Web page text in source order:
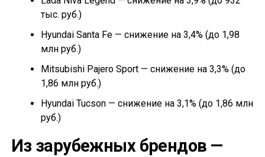
тыс. руб.)
Hyundai Santa Fe — снижение на 3,4% (до 1,98
млн руб.)
Mitsubishi Pajero Sport — снижение на 3,3% (до
1,86 млн руб.)
Hyundai Tucson — снижение на 3,1% (до 1,86 млн
руб.)
Из зарубежных брендов —